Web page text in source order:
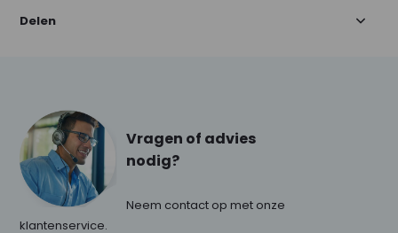
Delen
Vragen of advies
nodig?
Neem contact op met onze
klantenservice.